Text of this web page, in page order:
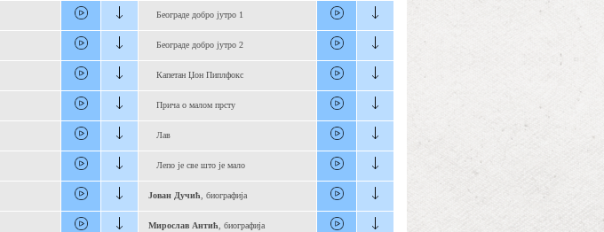
Београде добро јутро 1
Београде добро јутро 2
Капетан Џон Пиплфокс
Прича о малом прсту
Лав
Лепо је све што је мало
Јован Дучић , биографија
Мирослав Антић , биографија